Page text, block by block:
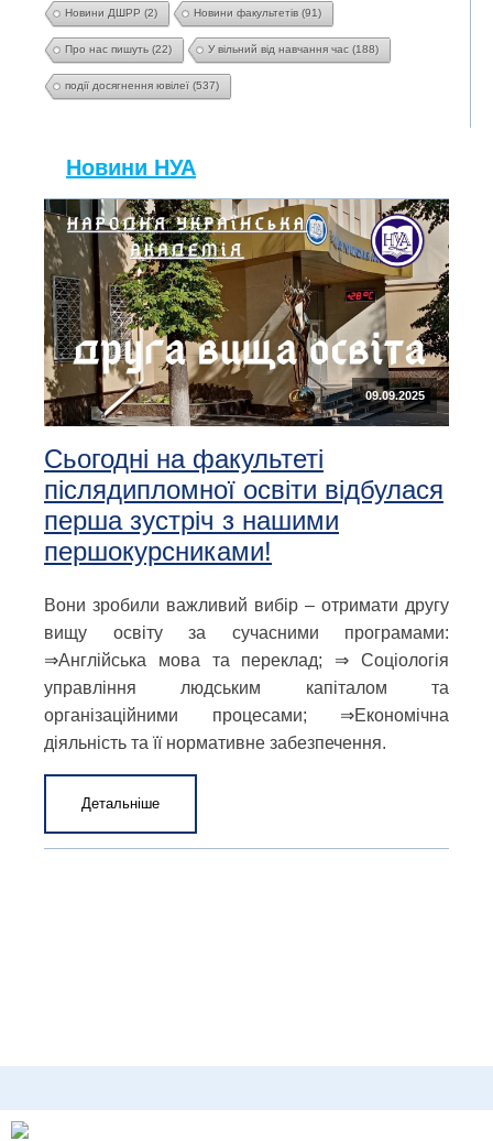
Новини ДШРР (2) Новини факультетів (91)
Про нас пишуть (22) У вільний від навчання час (188)
події досягнення ювілеї (537)
Новини НУА
09.09.2025
Сьогодні на факультеті
післядипломної освіти відбулася
перша зустріч з нашими
першокурсниками!
Вони зробили важливий вибір – отримати другу
вищу освіту за сучасними програмами:
⇒Англійська мова та переклад; ⇒ Соціологія
управління людським капіталом та
організаційними процесами; ⇒Економічна
діяльність та її нормативне забезпечення.
Детальніше